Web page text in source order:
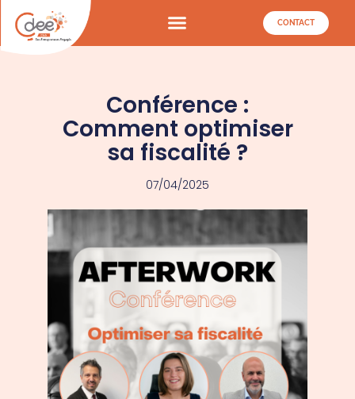
CONTACT
Conférence :
Comment optimiser
sa fiscalité ?
07/04/2025